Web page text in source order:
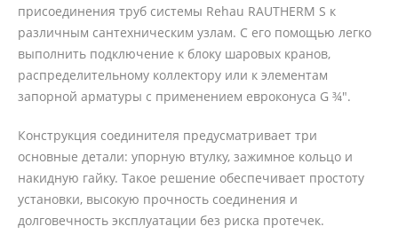
присоединения труб системы Rehau RAUTHERM S к
различным сантехническим узлам. С его помощью легко
выполнить подключение к блоку шаровых кранов,
распределительному коллектору или к элементам
запорной арматуры с применением евроконуса G ¾".
Конструкция соединителя предусматривает три
основные детали: упорную втулку, зажимное кольцо и
накидную гайку. Такое решение обеспечивает простоту
установки, высокую прочность соединения и
долговечность эксплуатации без риска протечек.